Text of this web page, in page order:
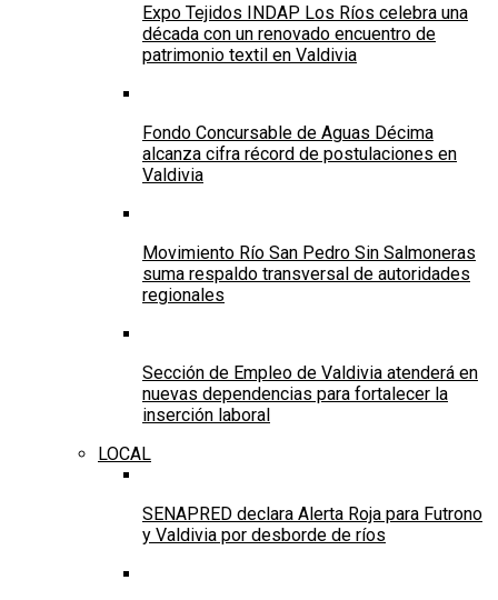
Expo Tejidos INDAP Los Ríos celebra una
década con un renovado encuentro de
patrimonio textil en Valdivia
Fondo Concursable de Aguas Décima
alcanza cifra récord de postulaciones en
Valdivia
Movimiento Río San Pedro Sin Salmoneras
suma respaldo transversal de autoridades
regionales
Sección de Empleo de Valdivia atenderá en
nuevas dependencias para fortalecer la
inserción laboral
LOCAL
SENAPRED declara Alerta Roja para Futrono
y Valdivia por desborde de ríos